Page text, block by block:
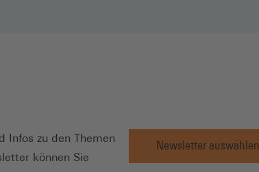
Infos zu den Themen
können Sie
Newsletter auswählen